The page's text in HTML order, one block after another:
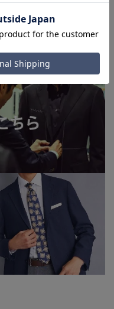
り欠品が発生し、ご注文
めご了承ください。(お
注文のタイミングによっ
い場合がございます。